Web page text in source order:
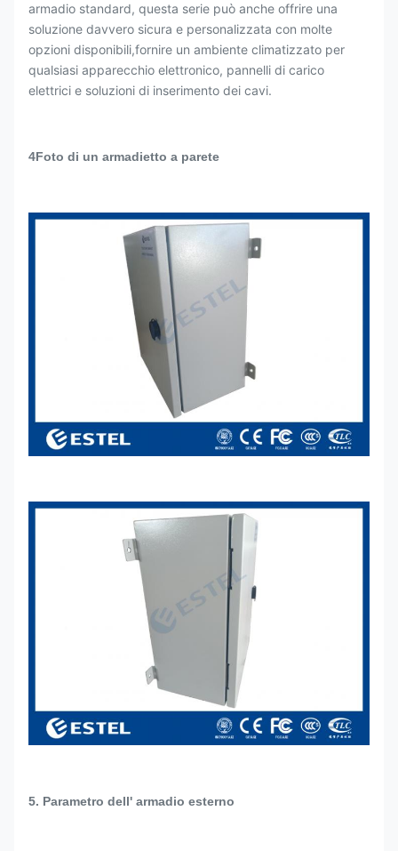
armadio standard, questa serie può anche offrire una
soluzione davvero sicura e personalizzata con molte
opzioni disponibili,fornire un ambiente climatizzato per
qualsiasi apparecchio elettronico, pannelli di carico
elettrici e soluzioni di inserimento dei cavi.
4Foto di un armadietto a parete
5. Parametro dell' armadio esterno